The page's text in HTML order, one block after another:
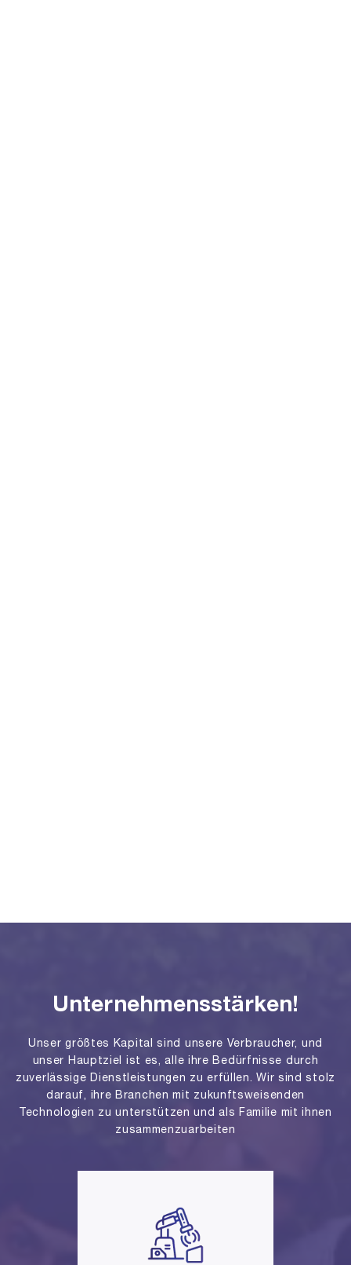
Unternehmensstärken!
Unser größtes Kapital sind unsere Verbraucher, und
unser Hauptziel ist es, alle ihre Bedürfnisse durch
zuverlässige Dienstleistungen zu erfüllen. Wir sind stolz
darauf, ihre Branchen mit zukunftsweisenden
Technologien zu unterstützen und als Familie mit ihnen
zusammenzuarbeiten